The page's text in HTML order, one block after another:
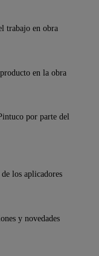
trabajo en obra
en la obra
por parte del
los aplicadores
y novedades